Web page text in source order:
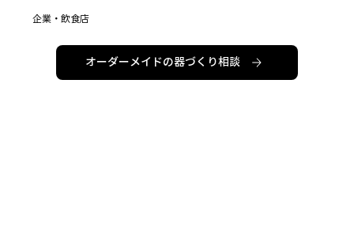
企業・飲食店
オーダーメイドの器づくり相談